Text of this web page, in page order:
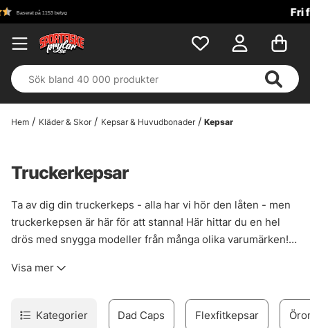
Hem Kläder & Skor Kepsar & Huvudbonader Kepsar
Truckerkepsar
Ta av dig din truckerkeps - alla har vi hör den låten - men
truckerkepsen är här för att stanna! Här hittar du en hel
drös med snygga modeller från många olika varumärken!
Visa mer
Kategorier Dad Caps Flexfitkepsar